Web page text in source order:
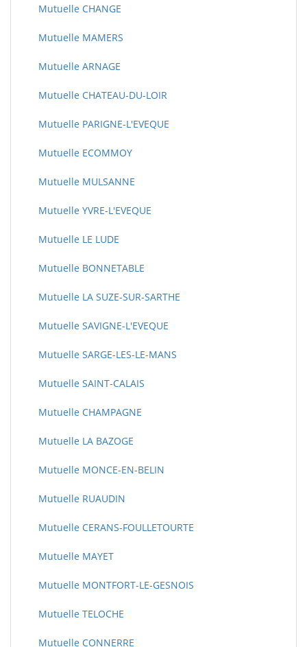
Mutuelle CHANGE
Mutuelle MAMERS
Mutuelle ARNAGE
Mutuelle CHATEAU-DU-LOIR
Mutuelle PARIGNE-L'EVEQUE
Mutuelle ECOMMOY
Mutuelle MULSANNE
Mutuelle YVRE-L'EVEQUE
Mutuelle LE LUDE
Mutuelle BONNETABLE
Mutuelle LA SUZE-SUR-SARTHE
Mutuelle SAVIGNE-L'EVEQUE
Mutuelle SARGE-LES-LE-MANS
Mutuelle SAINT-CALAIS
Mutuelle CHAMPAGNE
Mutuelle LA BAZOGE
Mutuelle MONCE-EN-BELIN
Mutuelle RUAUDIN
Mutuelle CERANS-FOULLETOURTE
Mutuelle MAYET
Mutuelle MONTFORT-LE-GESNOIS
Mutuelle TELOCHE
Mutuelle CONNERRE